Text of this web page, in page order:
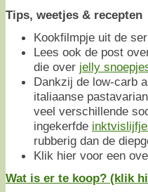
Tips, weetjes & recepten
Kookfilmpje uit de
Lees ook de post
die over jelly
Dankzij de low-carb
italiaanse
veel verschillende
ingekerfde
rubberig dan de
Klik hier voor een
Wat is er te koop? (klik